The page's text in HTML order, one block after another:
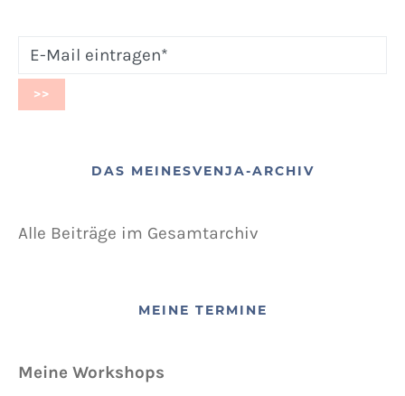
DAS MEINESVENJA-ARCHIV
Alle Beiträge im Gesamtarchiv
MEINE TERMINE
Meine Workshops